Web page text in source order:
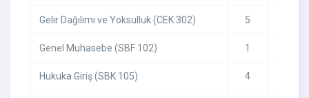
Gelir Dağılımı ve Yoksulluk (CEK 302) 5
Genel Muhasebe (SBF 102) 1
Hukuka Giriş (SBK 105) 4